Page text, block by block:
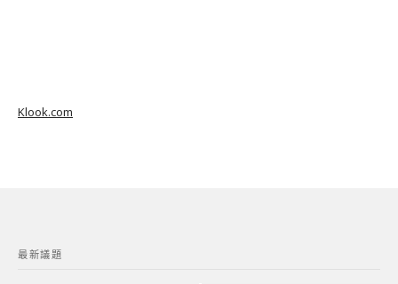
Klook.com
最新議題